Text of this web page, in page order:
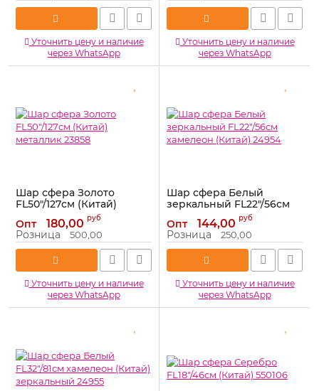
Уточнить цену и наличие
через WhatsApp
Уточнить цену и наличие
через WhatsApp
Шар сфера Золото
FL50"/127см (Китай)
металлик 23858
Артикул: 23858
Опт 180,00 руб
Розница 500,00
Уточнить цену и наличие
через WhatsApp
Шар сфера Белый
зеркальный FL22"/56см
хамелеон (Китай) 24954
Артикул: 24954
Опт 144,00 руб
Розница 250,00
Уточнить цену и наличие
через WhatsApp